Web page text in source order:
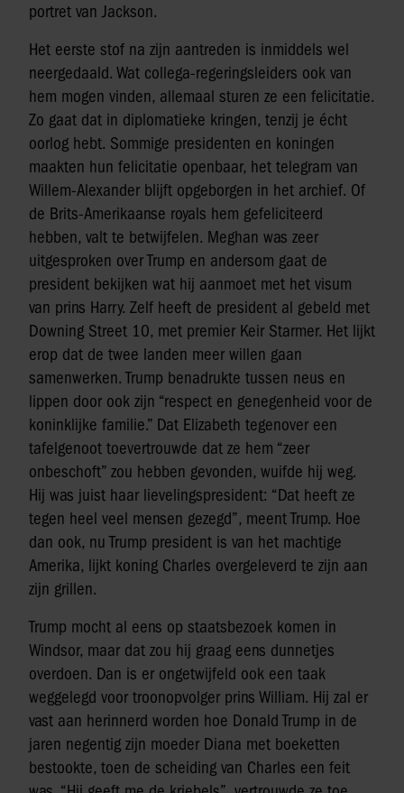
portret van Jackson.
Het eerste stof na zijn aantreden is inmiddels wel
neergedaald. Wat collega-regeringsleiders ook van
hem mogen vinden, allemaal sturen ze een felicitatie.
Zo gaat dat in diplomatieke kringen, tenzij je écht
oorlog hebt. Sommige presidenten en koningen
maakten hun felicitatie openbaar, het telegram van
Willem-Alexander blijft opgeborgen in het archief. Of
de Brits-Amerikaanse royals hem gefeliciteerd
hebben, valt te betwijfelen. Meghan was zeer
uitgesproken over Trump en andersom gaat de
president bekijken wat hij aanmoet met het visum
van prins Harry. Zelf heeft de president al gebeld met
Downing Street 10, met premier Keir Starmer. Het lijkt
erop dat de twee landen meer willen gaan
samenwerken. Trump benadrukte tussen neus en
lippen door ook zijn “respect en genegenheid voor de
koninklijke familie.” Dat Elizabeth tegenover een
tafelgenoot toevertrouwde dat ze hem “zeer
onbeschoft” zou hebben gevonden, wuifde hij weg.
Hij was juist haar lievelingspresident: “Dat heeft ze
tegen heel veel mensen gezegd”, meent Trump. Hoe
dan ook, nu Trump president is van het machtige
Amerika, lijkt koning Charles overgeleverd te zijn aan
zijn grillen.
Trump mocht al eens op staatsbezoek komen in
Windsor, maar dat zou hij graag eens dunnetjes
overdoen. Dan is er ongetwijfeld ook een taak
weggelegd voor troonopvolger prins William. Hij zal er
vast aan herinnerd worden hoe Donald Trump in de
jaren negentig zijn moeder Diana met boeketten
bestookte, toen de scheiding van Charles een feit